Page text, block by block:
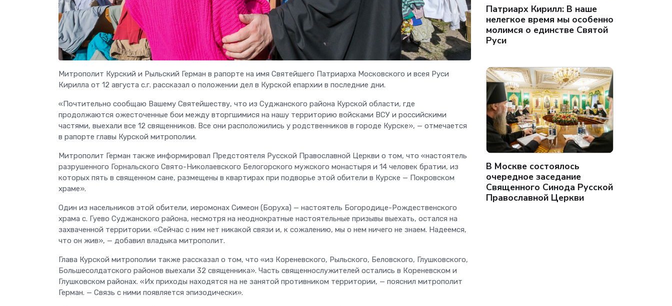
Митрополит Курский и Рыльский Герман в рапорте на имя Святейшего Патриарха Московского и всея Руси
Кирилла от 12 августа с.г. рассказал о положении дел в Курской епархии в последние дни.
«Почтительно сообщаю Вашему Святейшеству, что из Суджанского района Курской области, где
продолжаются ожесточенные бои между вторгшимися на нашу территорию войсками ВСУ и российскими
частями, выехали все 12 священников. Все они расположились у родственников в городе Курске», — отмечается
в рапорте главы Курской митрополии.
Митрополит Герман также информировал Предстоятеля Русской Православной Церкви о том, что «настоятель
разрушенного Горнальского Свято-Николаевского Белогорского мужского монастыря и 14 человек братии, из
которых пять в священном сане, размещены в квартирах при подворье этой обители в Курске — Покровском
храме».
Один из насельников этой обители, иеромонах Симеон (Боруха) — настоятель Богородице-Рождественского
храма с. Гуево Суджанского района, несмотря на неоднократные настоятельные призывы выехать, остался на
захваченной территории. «Сейчас с ним нет никакой связи и, к сожалению, мы о нем ничего не знаем. Надеемся,
что он жив», — добавил владыка митрополит.
Глава Курской митрополии также рассказал о том, что «из Кореневского, Рыльского, Беловского, Глушковского,
Большесолдатского районов выехали 32 священника». Часть священнослужителей остались в Кореневском и
Глушковском районах. «Их приходы находятся на не занятой противником территории, — пояснил митрополит
Герман. — Связь с ними появляется эпизодически».
Патриарх Кирилл: В наше
нелегкое время мы особенно
молимся о единстве Святой
Руси
В Москве состоялось
очередное заседание
Священного Синода Русской
Православной Церкви